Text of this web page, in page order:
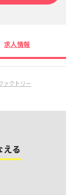
求人情報
ァクトリー
る